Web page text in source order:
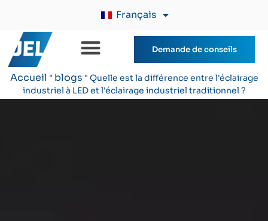
Français
Demande de conseils
Accueil " blogs " Quelle est la différence entre l'éclairage
industriel à LED et l'éclairage industriel traditionnel ?